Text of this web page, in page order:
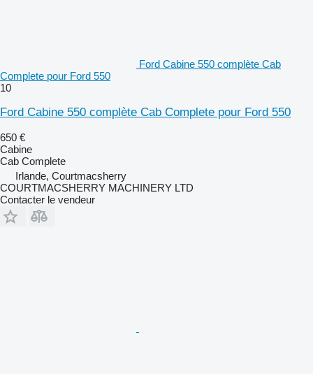
Ford Cabine 550 complète Cab
Complete pour Ford 550
10
Ford Cabine 550 complète Cab Complete pour Ford 550
650 €
Cabine
Cab Complete
Irlande, Courtmacsherry
COURTMACSHERRY MACHINERY LTD
Contacter le vendeur